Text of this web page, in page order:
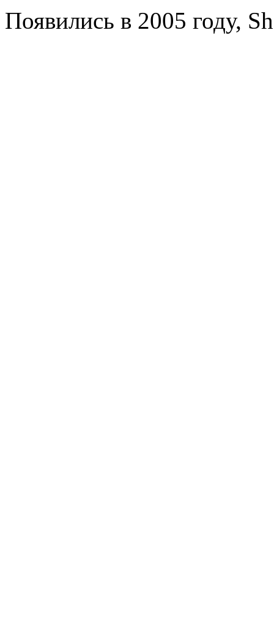
Появились в 2005 году,